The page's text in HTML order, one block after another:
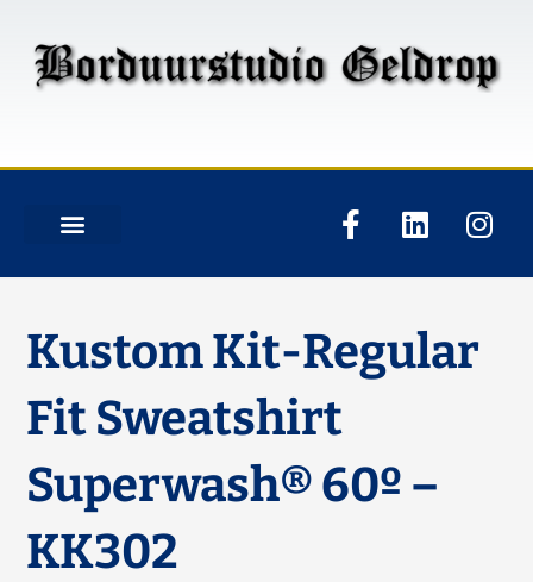
Kustom Kit-Regular
Fit Sweatshirt
Superwash® 60º –
KK302